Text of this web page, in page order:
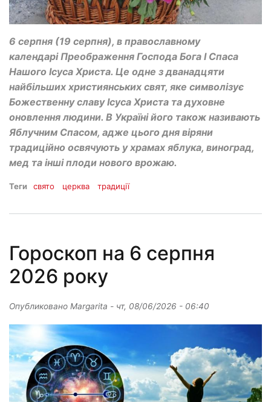
6 серпня (19 серпня), в православному
календарі Преображення Господа Бога І Спаса
Нашого Ісуса Христа. Це одне з дванадцяти
найбільших християнських свят, яке символізує
Божественну славу Ісуса Христа та духовне
оновлення людини. В Україні його також називають
Яблучним Спасом, адже цього дня віряни
традиційно освячують у храмах яблука, виноград,
мед та інші плоди нового врожаю.
Теги свято церква традиції
Гороскоп на 6 серпня
2026 року
Опубликовано Margarita - чт, 08/06/2026 - 06:40